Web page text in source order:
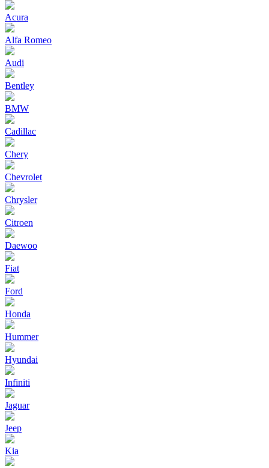
Acura
Alfa Romeo
Audi
Bentley
BMW
Cadillac
Chery
Chevrolet
Chrysler
Citroen
Daewoo
Fiat
Ford
Honda
Hummer
Hyundai
Infiniti
Jaguar
Jeep
Kia